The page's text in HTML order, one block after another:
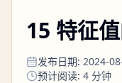
15 特征
发布日期: 2024-
预计阅读: 4 分钟